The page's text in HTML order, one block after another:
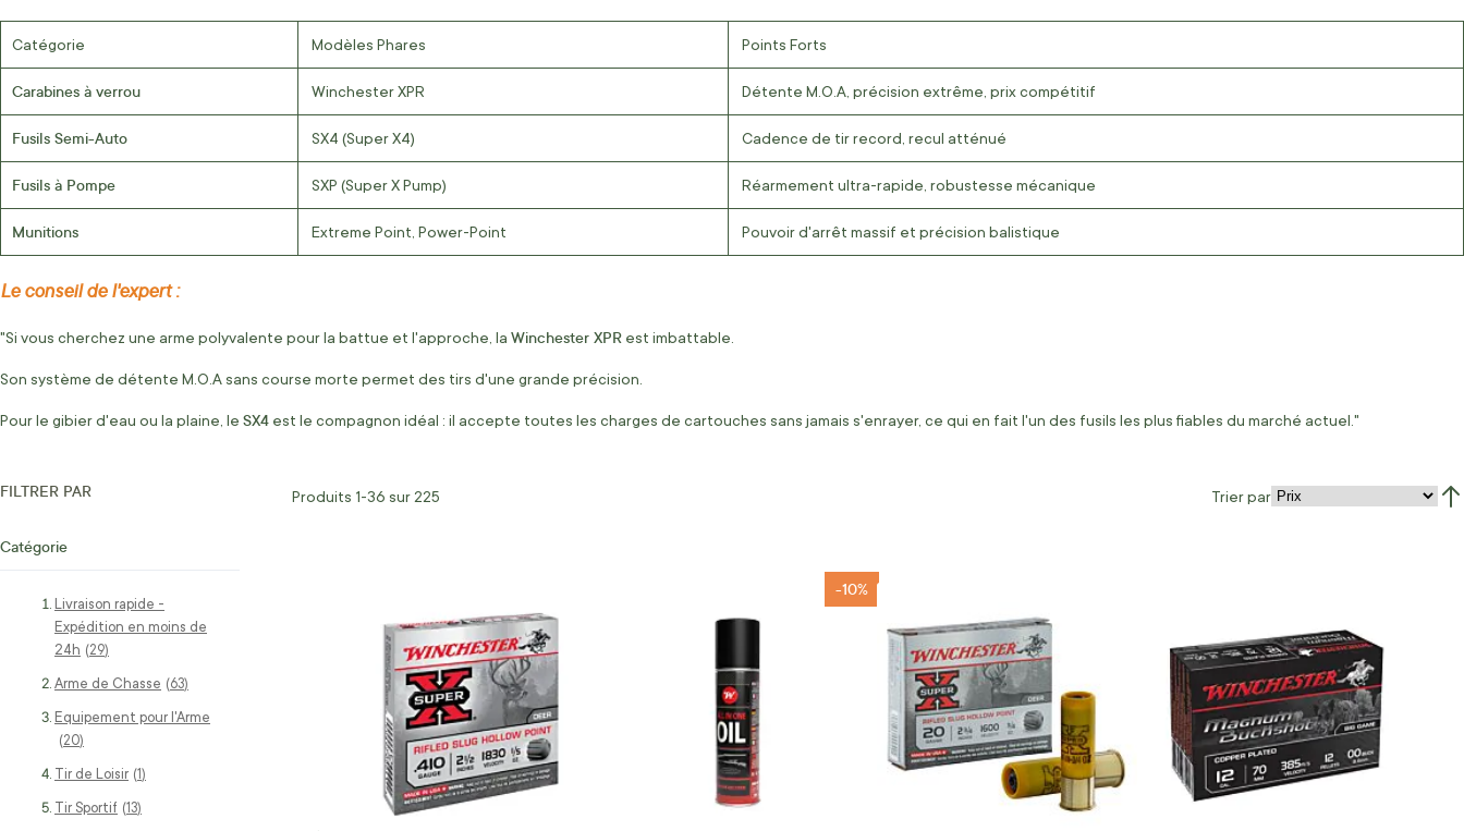
Catégorie Modèles Phares Points Forts
Carabines à verrou Winchester XPR Détente M.O.A, précision extrême, prix compétitif
Fusils Semi-Auto SX4 (Super X4) Cadence de tir record, recul atténué
Fusils à Pompe SXP (Super X Pump) Réarmement ultra-rapide, robustesse mécanique
Munitions Extreme Point, Power-Point Pouvoir d'arrêt massif et précision balistique
Le conseil de l'expert :
"Si vous cherchez une arme polyvalente pour la battue et l'approche, la Winchester XPR est imbattable.
Son système de détente M.O.A sans course morte permet des tirs d'une grande précision.
Pour le gibier d'eau ou la plaine, le SX4 est le compagnon idéal : il accepte toutes les charges de cartouches sans jamais s'enrayer, ce qui en fait l'un des fusils les plus fiables du marché actuel."
FILTRER PAR
Catégorie
Livraison rapide -
Expédition en moins de
24h
29
articles
Arme de Chasse 63
articles
Equipement pour l'Arme
20
articles
Tir de Loisir 1
article
Tir Sportif 13
articles
Produits 1-36 sur 225
Trier par
-10%